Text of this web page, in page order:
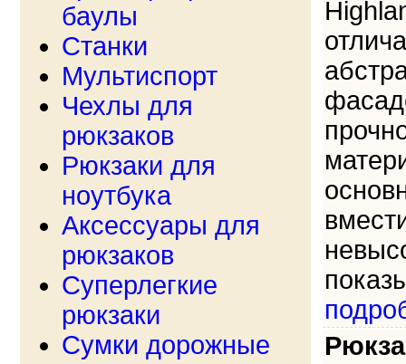
баулы
Станки
Мультиспорт
Чехлы для
рюкзаков
Рюкзаки для
ноутбука
Аксессуары для
рюкзаков
Суперлегкие
рюкзаки
Сумки дорожные